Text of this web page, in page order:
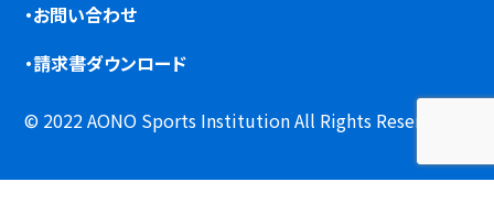
・お問い合わせ
・請求書ダウンロード
© 2022 AONO Sports Institution All Rights Reserved.